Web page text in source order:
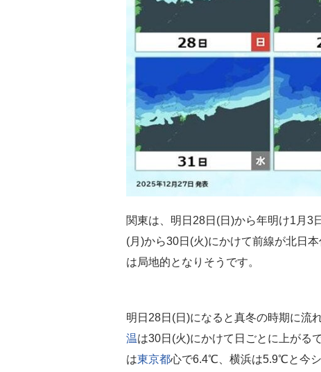
関東は、明日28日(日)から年明け1月3
(月)から30日(火)にかけて前線が北日
は局地的となりそうです。
明日28日(日)になると真冬の時期に流
温は30日(火)にかけて日ごとに上がる
は東京都心で6.4℃、横浜は5.9℃と今シ